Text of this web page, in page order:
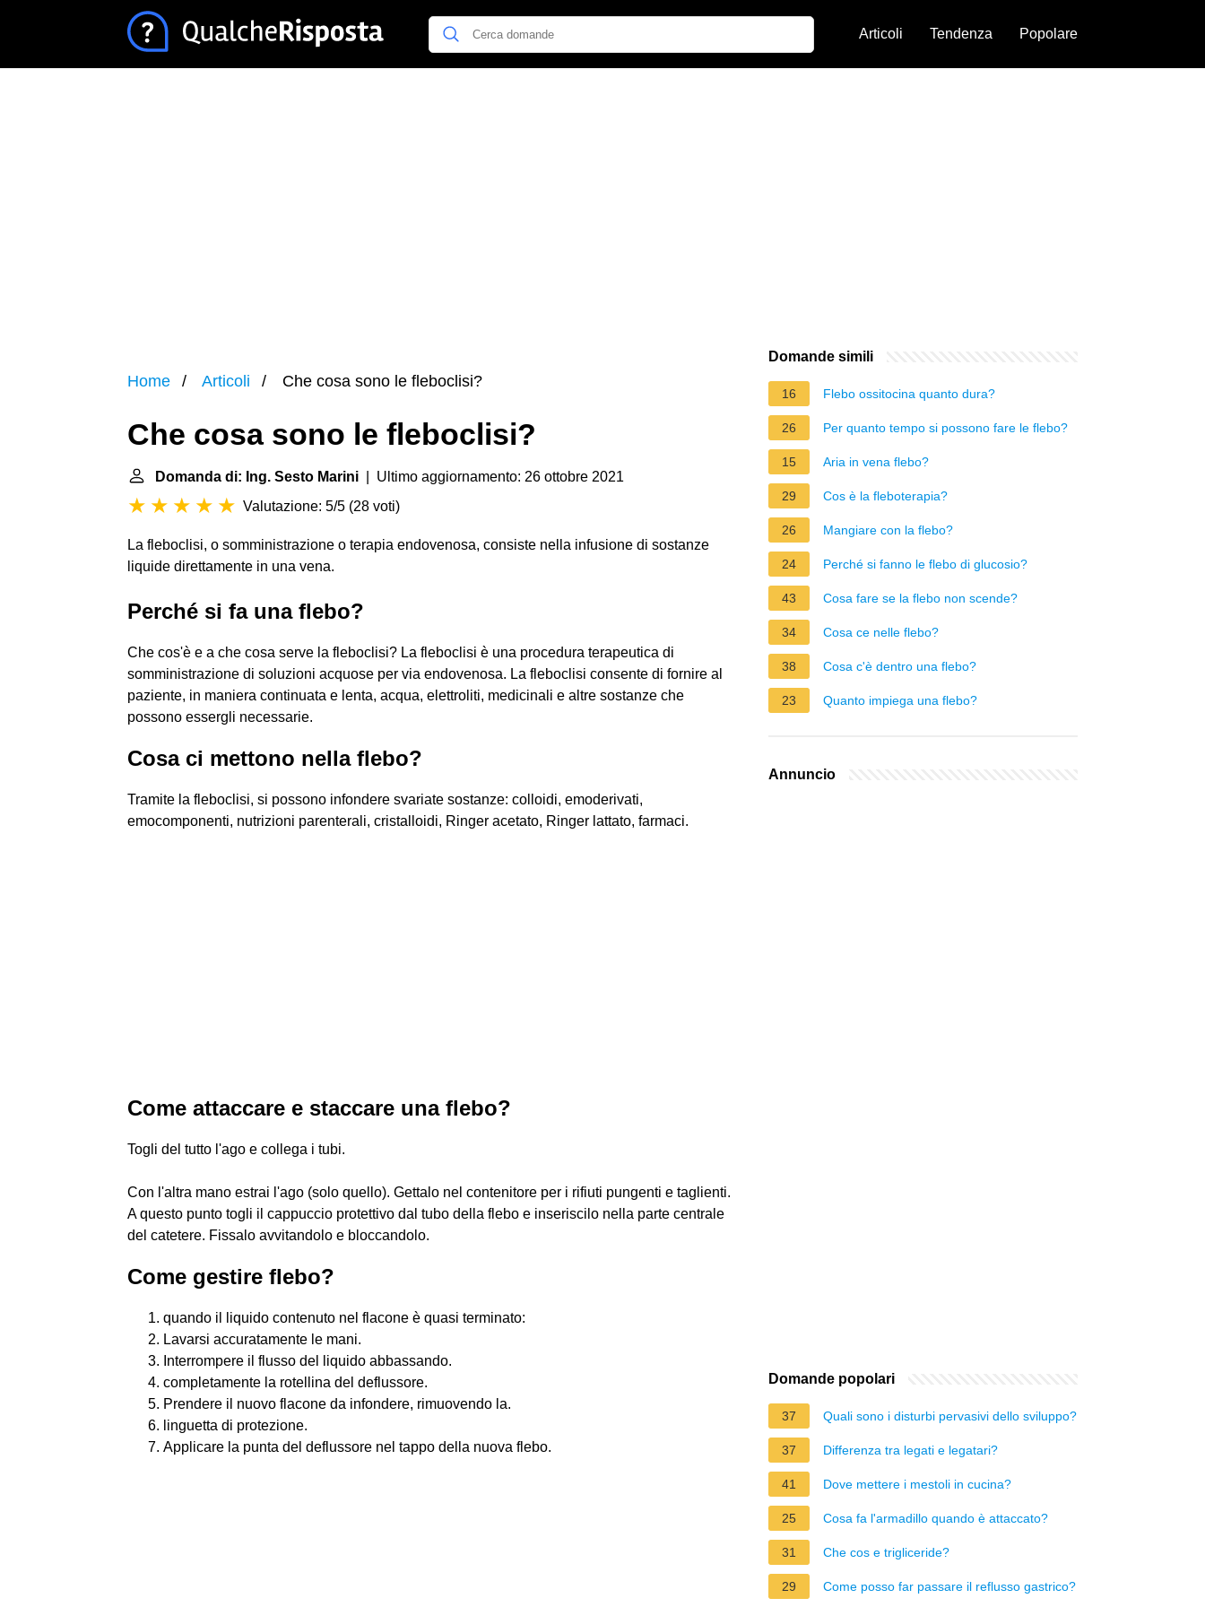
Articoli Tendenza Popolare
Home Articoli Che cosa sono le fleboclisi?
Che cosa sono le fleboclisi?
Domanda di: Ing. Sesto Marini | Ultimo aggiornamento: 26 ottobre 2021
Valutazione: 5/5 (28 voti)
La fleboclisi, o somministrazione o terapia endovenosa, consiste nella infusione di sostanze
liquide direttamente in una vena.
Perché si fa una flebo?
Che cos'è e a che cosa serve la fleboclisi? La fleboclisi è una procedura terapeutica di
somministrazione di soluzioni acquose per via endovenosa. La fleboclisi consente di fornire al
paziente, in maniera continuata e lenta, acqua, elettroliti, medicinali e altre sostanze che
possono essergli necessarie.
Cosa ci mettono nella flebo?
Tramite la fleboclisi, si possono infondere svariate sostanze: colloidi, emoderivati,
emocomponenti, nutrizioni parenterali, cristalloidi, Ringer acetato, Ringer lattato, farmaci.
Come attaccare e staccare una flebo?
Togli del tutto l'ago e collega i tubi.
Con l'altra mano estrai l'ago (solo quello). Gettalo nel contenitore per i rifiuti pungenti e taglienti.
A questo punto togli il cappuccio protettivo dal tubo della flebo e inseriscilo nella parte centrale
del catetere. Fissalo avvitandolo e bloccandolo.
Come gestire flebo?
quando il liquido contenuto nel flacone è quasi terminato:
Lavarsi accuratamente le mani.
Interrompere il flusso del liquido abbassando.
completamente la rotellina del deflussore.
Prendere il nuovo flacone da infondere, rimuovendo la.
linguetta di protezione.
Applicare la punta del deflussore nel tappo della nuova flebo.
Domande simili
16 Flebo ossitocina quanto dura?
26 Per quanto tempo si possono fare le flebo?
15 Aria in vena flebo?
29 Cos è la fleboterapia?
26 Mangiare con la flebo?
24 Perché si fanno le flebo di glucosio?
43 Cosa fare se la flebo non scende?
34 Cosa ce nelle flebo?
38 Cosa c'è dentro una flebo?
23 Quanto impiega una flebo?
Annuncio
Domande popolari
37 Quali sono i disturbi pervasivi dello sviluppo?
37 Differenza tra legati e legatari?
41 Dove mettere i mestoli in cucina?
25 Cosa fa l'armadillo quando è attaccato?
31 Che cos e trigliceride?
29 Come posso far passare il reflusso gastrico?